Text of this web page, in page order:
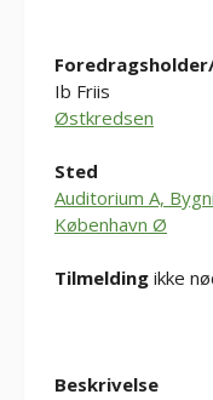
Ib Friis
Østkredsen
Sted
Auditorium A,
København Ø
Tilmelding ikke
Beskrivelse